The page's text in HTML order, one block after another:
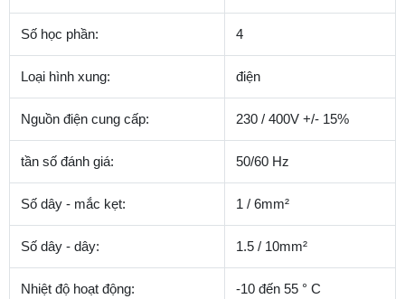
Số học phần: 4
Loại hình xung: điện
Nguồn điện cung cấp: 230 / 400V +/- 15%
tần số đánh giá: 50/60 Hz
Số dây - mắc kẹt: 1 / 6mm²
Số dây - dây: 1.5 / 10mm²
Nhiệt độ hoạt động: -10 đến 55 ° C